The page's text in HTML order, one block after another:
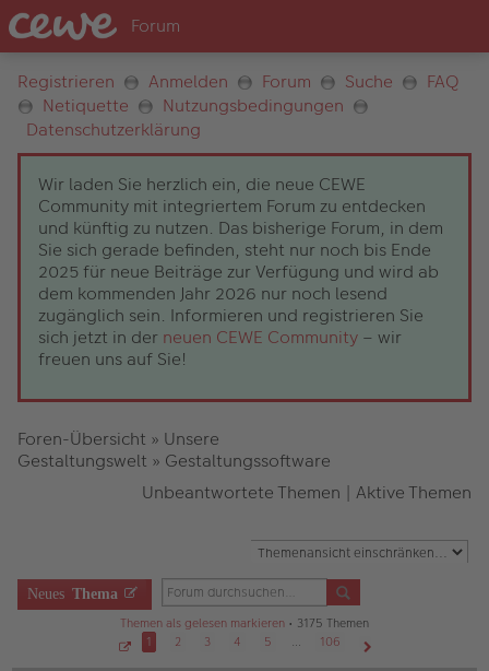
Registrieren Anmelden Forum Suche
FAQ
Netiquette
Nutzungsbedingungen
Datenschutzerklärung
Wir laden Sie herzlich ein, die neue CEWE
Community mit integriertem Forum zu entdecken
und künftig zu nutzen. Das bisherige Forum, in dem
Sie sich gerade befinden, steht nur noch bis Ende
2025 für neue Beiträge zur Verfügung und wird ab
dem kommenden Jahr 2026 nur noch lesend
zugänglich sein. Informieren und registrieren Sie
sich jetzt in der neuen CEWE Community – wir
freuen uns auf Sie!
Foren-Übersicht » Unsere
Gestaltungswelt » Gestaltungssoftware
Unbeantwortete Themen | Aktive Themen
Neues Thema
Themen als gelesen markieren • 3175 Themen
1 2 3 4 5 …
106